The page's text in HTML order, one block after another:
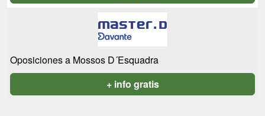
Oposiciones a Mossos D´Esquadra
+ info gratis